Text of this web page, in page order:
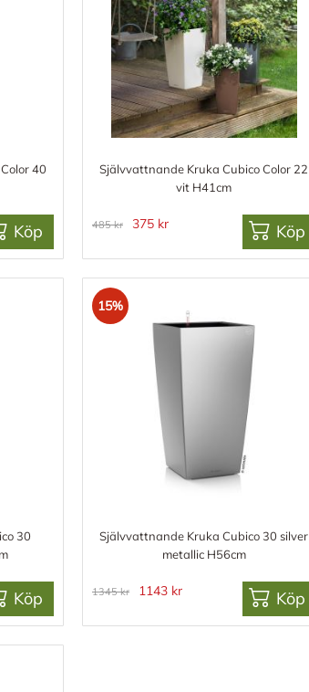
40
Köp
Självvattnande Kruka Cubico Color 22
vit H41cm
485 kr 375 kr Köp
30
Köp
15%
Självvattnande Kruka Cubico 30 silver
metallic H56cm
1345 kr 1143 kr Köp